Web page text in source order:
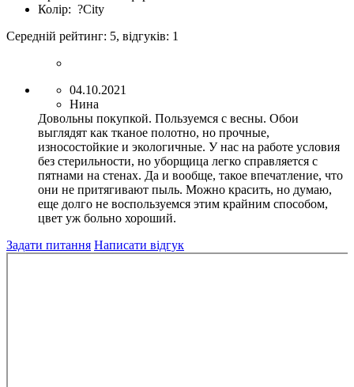
Колір: ?City
Середній рейтинг: 5, відгуків: 1
04.10.2021
Нина
Довольны покупкой. Пользуемся с весны. Обои
выглядят как тканое полотно, но прочные,
износостойкие и экологичные. У нас на работе условия
без стерильности, но уборщица легко справляется с
пятнами на стенах. Да и вообще, такое впечатление, что
они не притягивают пыль. Можно красить, но думаю,
еще долго не воспользуемся этим крайним способом,
цвет уж больно хороший.
Задати питання Написати відгук